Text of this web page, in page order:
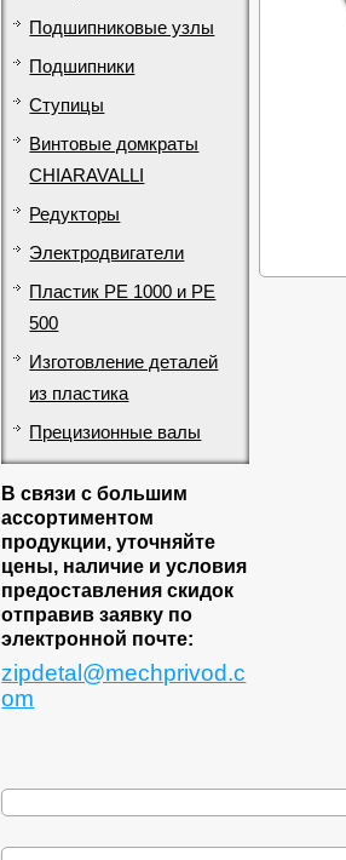
Подшипниковые узлы
Подшипники
Ступицы
Винтовые домкраты
CHIARAVALLI
Редукторы
Электродвигатели
Пластик PE 1000 и PE
500
Изготовление деталей
из пластика
Прецизионные валы
В связи с большим
ассортиментом
продукции, уточняйте
цены, наличие и условия
предоставления скидок
отправив заявку по
электронной почте:
zipdetal@mechprivod.c
om